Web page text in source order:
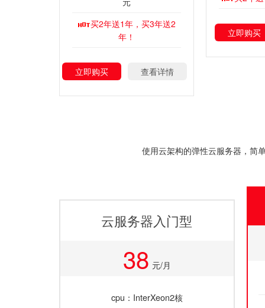
买2年送1年，买3年送2
年！
立即购买 查看详情
立即购买
使用云架构的弹性云服务器，简
云服务器入门型
38 元/月
cpu：InterXeon2核